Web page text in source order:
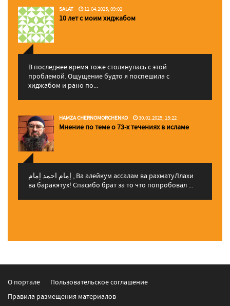
SALAT 11.04.2025, 09:02
10 лет с моим хиджабом
В последнее время тоже столкнулась с этой
проблемой. Ощущение будто я поспешила с
хиджабом и рано по...
HAMZA CHERNOMORCHENKO 30.01.2025, 15:22
Мнение по теме о 73-х течениях в исламе
إمام احمد إمام , Ва алейкум ассалам ва рахматуЛлахи
ва баракятух! Спасибо брат за то что попробовал ...
О портале
Пользовательское соглашение
Правила размещения материалов